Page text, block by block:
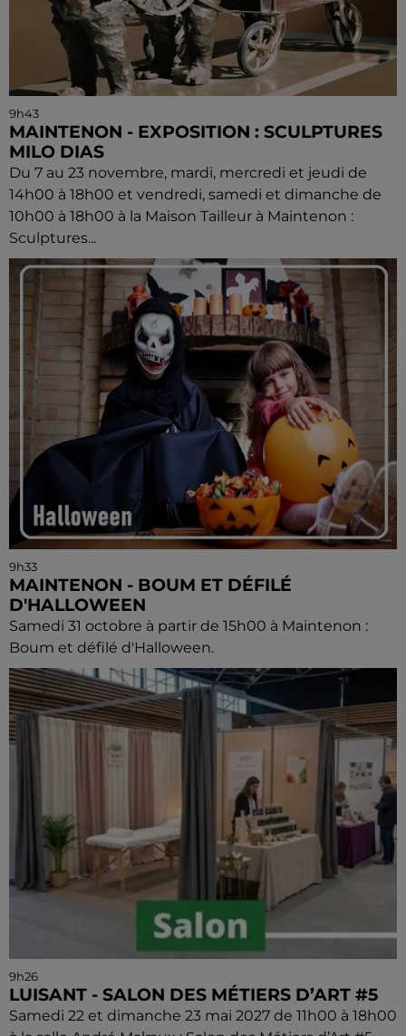
9h43
MAINTENON - EXPOSITION : SCULPTURES
MILO DIAS
Du 7 au 23 novembre, mardi, mercredi et jeudi de
14h00 à 18h00 et vendredi, samedi et dimanche de
10h00 à 18h00 à la Maison Tailleur à Maintenon :
Sculptures...
9h33
MAINTENON - BOUM ET DÉFILÉ
D'HALLOWEEN
Samedi 31 octobre à partir de 15h00 à Maintenon :
Boum et défilé d'Halloween.
9h26
LUISANT - SALON DES MÉTIERS D’ART #5
Samedi 22 et dimanche 23 mai 2027 de 11h00 à 18h00